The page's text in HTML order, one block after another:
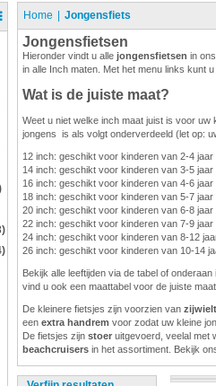
Home Jongensfiets
Jongensfietsen
Hieronder vindt u alle jongensfietsen in
in alle Inch maten. Met het menu links kunt
Wat is de juiste maat?
Weet u niet welke inch maat juist is voor uw
jongens is als volgt onderverdeeld (let op:
12 inch: geschikt voor kinderen van 2-4 jaar
14 inch: geschikt voor kinderen van 3-5 jaar
16 inch: geschikt voor kinderen van 4-6 jaar
18 inch: geschikt voor kinderen van 5-7 jaar
20 inch: geschikt voor kinderen van 6-8 jaar
22 inch: geschikt voor kinderen van 7-9 jaar
24 inch: geschikt voor kinderen van 8-12
26 inch: geschikt voor kinderen van 10-14
Bekijk alle leeftijden via de tabel of
vind u ook een maattabel voor de juiste maat.
De kleinere fietsjes zijn voorzien van
een extra handrem voor zodat uw kleine
De fietsjes zijn stoer uitgevoerd, veelal met
beachcruisers in het assortiment. Bekijk